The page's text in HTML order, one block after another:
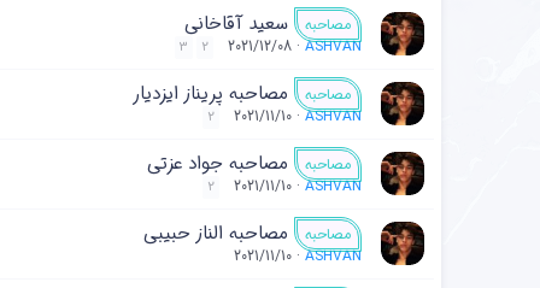
مصاحبه سعید آقاخانی
ASHVAN
2021/12/08
2
3
مصاحبه مصاحبه پریناز ایزدیار
ASHVAN
2021/11/10
2
مصاحبه مصاحبه جواد عزتی
ASHVAN
2021/11/10
2
مصاحبه مصاحبه الناز حبیبی
ASHVAN
2021/11/10